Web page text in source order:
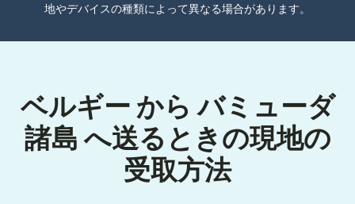
地やデバイスの種類によって異なる場合があります。
ベルギー から バミューダ
諸島 へ送るときの現地の
受取方法